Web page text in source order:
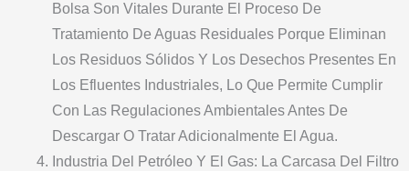
Bolsa Son Vitales Durante El Proceso De
Tratamiento De Aguas Residuales Porque Eliminan
Los Residuos Sólidos Y Los Desechos Presentes En
Los Efluentes Industriales, Lo Que Permite Cumplir
Con Las Regulaciones Ambientales Antes De
Descargar O Tratar Adicionalmente El Agua.
Industria Del Petróleo Y El Gas: La Carcasa Del Filtro